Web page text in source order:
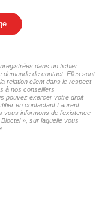
dans un fichier
demande de contact. Elles sont
relation client dans le respect
à nos conseillers
pouvez exercer votre droit
en contactant Laurent
vous informons de l'existence
», sur laquelle vous